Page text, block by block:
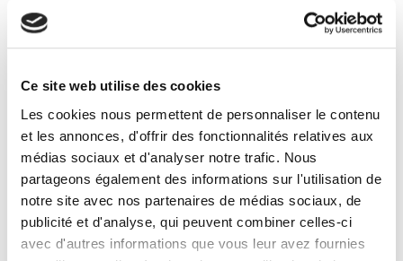
Ce site web utilise des cookies
Les cookies nous permettent de personnaliser le contenu
et les annonces, d'offrir des fonctionnalités relatives aux
médias sociaux et d'analyser notre trafic. Nous
partageons également des informations sur l'utilisation de
notre site avec nos partenaires de médias sociaux, de
publicité et d'analyse, qui peuvent combiner celles-ci
avec d'autres informations que vous leur avez fournies
Spécifications
Éditeur
Presses de Sciences Po